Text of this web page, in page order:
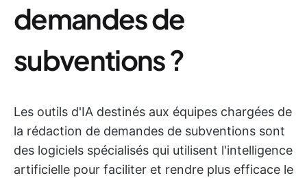
demandes de
subventions ?
Les outils d'IA destinés aux équipes chargées de
la rédaction de demandes de subventions sont
des logiciels spécialisés qui utilisent l'intelligence
artificielle pour faciliter et rendre plus efficace le